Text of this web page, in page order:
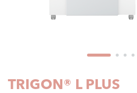
TRIGON® L PLUS